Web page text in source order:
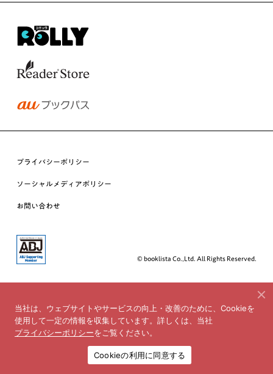
プライバシーポリシー
ソーシャルメディアポリシー
お問い合わせ
© booklista Co.,Ltd. All Rights Reserved.
当社は、ウェブサイトやサービスの向上・改善のために、Cookieを
使用して一定の情報を収集しています。詳しくは、当社
プライバシーポリシーをご覧ください。
Cookieの利用に同意する